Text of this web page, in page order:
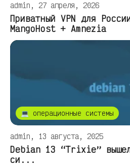
admin, 27 апреля, 2026
Приватный VPN для
MangoHost + Amnezia
💻 операционные системы
admin, 13 августа, 2025
Debian 13 “Trixie”
си...